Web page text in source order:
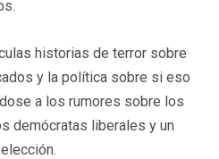
historias de terror sobre
y la política sobre si eso
a los rumores sobre los
demócratas liberales y un